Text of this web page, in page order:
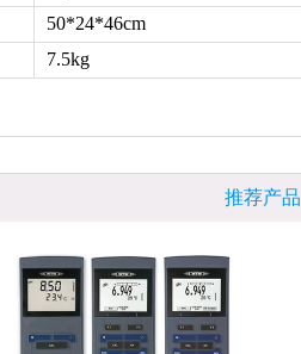
50*24*46cm
7.5kg
推荐产品